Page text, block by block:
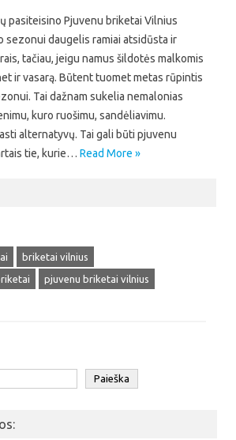
pasiteisino Pjuvenu briketai Vilnius
sezonui daugelis ramiai atsidūsta ir
tačiau, jeigu namus šildotės malkomis
ir vasarą. Būtent tuomet metas rūpintis
Tai dažnam sukelia nemalonias
kuro ruošimu, sandėliavimu.
alternatyvų. Tai gali būti pjuvenu
tie, kurie… Read More »
briketai vilnius
pjuvenu briketai vilnius
Paieška